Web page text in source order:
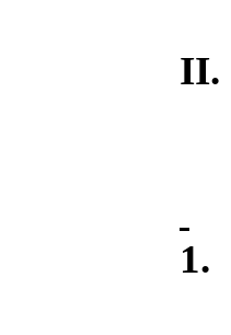
II.
1.